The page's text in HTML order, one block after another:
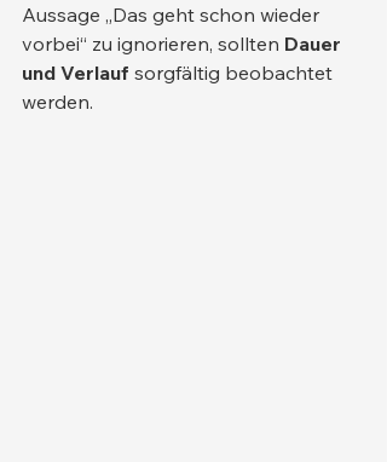
Aussage „Das geht schon wieder
vorbei“ zu ignorieren, sollten Dauer
und Verlauf sorgfältig beobachtet
werden.